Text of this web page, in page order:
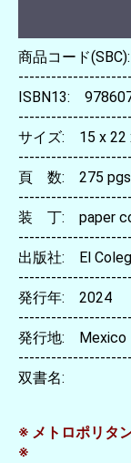
商品コード
ISBN13:
サイズ: 15 x 22
頁 数: 275
装 丁: paper
出版社: El
発行年: 2024
発行地: Mexico
双書名:
※ メトロポリタ
※